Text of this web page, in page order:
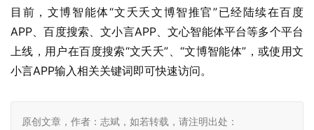
目前，文博智能体“文夭夭文博智推官”已经陆续在百度
APP、百度搜索、文小言APP、文心智能体平台等多个平台
上线，用户在百度搜索“文夭夭”、“文博智能体”，或使用文
小言APP输入相关关键词即可快速访问。
原创文章，作者：志斌，如若转载，请注明出处：